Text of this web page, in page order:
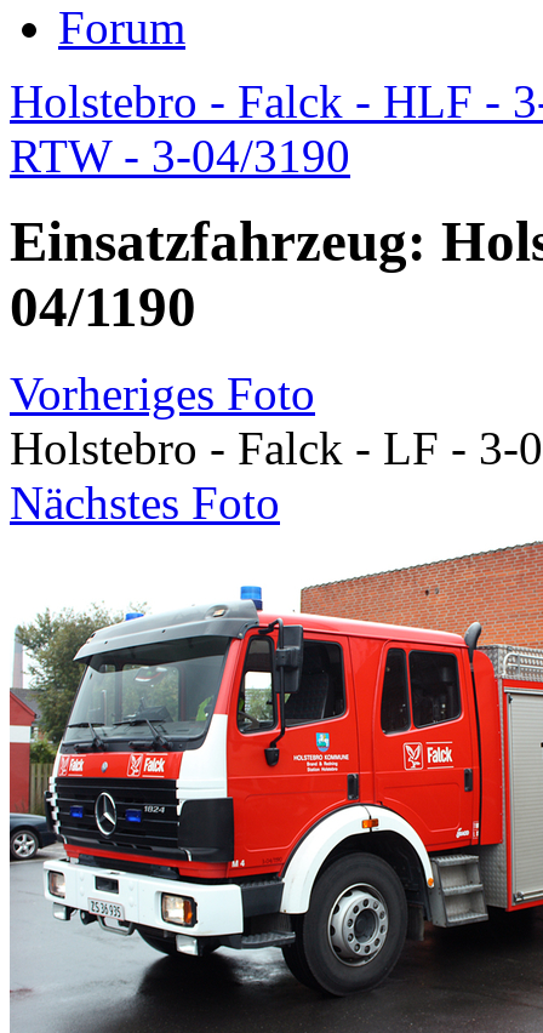
Forum
Holstebro - Falck - HLF -
RTW - 3-04/3190
Einsatzfahrzeug:
04/1190
Vorheriges Foto
Holstebro - Falck - LF - 3-
Nächstes Foto